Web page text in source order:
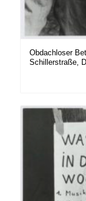
Obdachloser
Schillerstraße,